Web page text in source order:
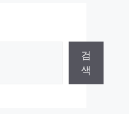
검
색